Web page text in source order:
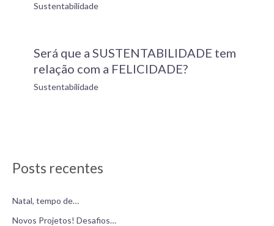
Sustentabilidade
Será que a SUSTENTABILIDADE tem
relação com a FELICIDADE?
Sustentabilidade
Posts recentes
Natal, tempo de…
Novos Projetos! Desafios…